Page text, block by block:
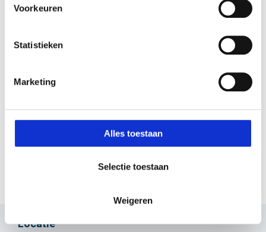
Voorkeuren
Statistieken
Marketing
Alles toestaan
Selectie toestaan
Weigeren
+22
Locatie